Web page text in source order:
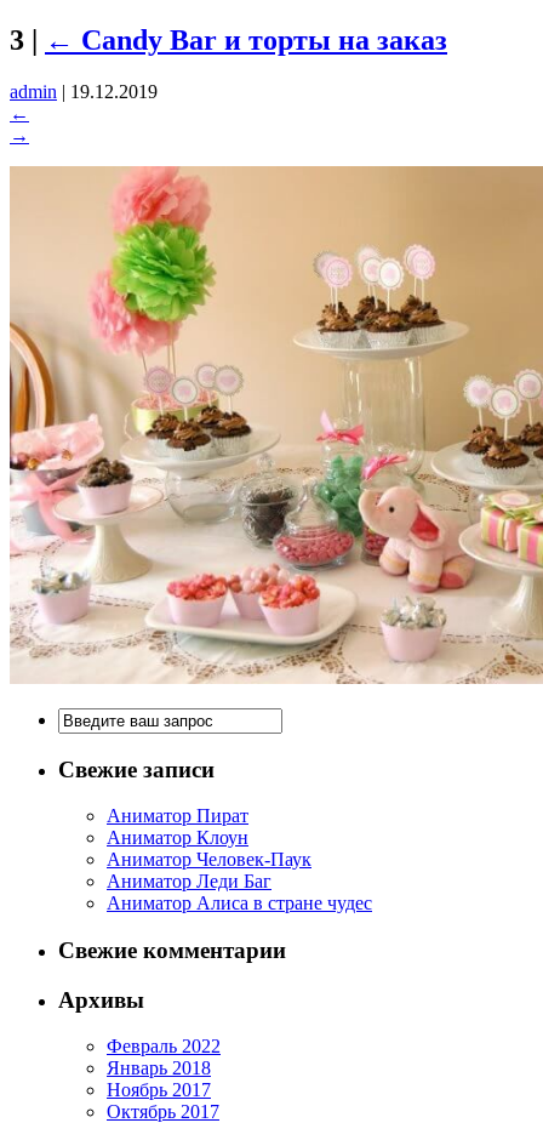
3 | ← Candy Bar и торты на заказ
admin | 19.12.2019
←
→
Свежие записи
Аниматор Пират
Аниматор Клоун
Аниматор Человек-Паук
Аниматор Леди Баг
Аниматор Алиса в стране чудес
Свежие комментарии
Архивы
Февраль 2022
Январь 2018
Ноябрь 2017
Октябрь 2017